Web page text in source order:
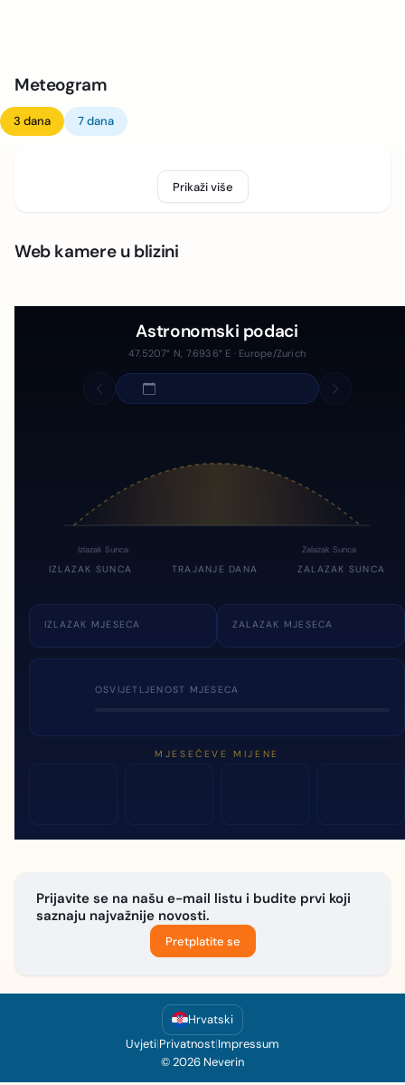
Meteogram
3 dana 7 dana
Prikaži više
Web kamere u blizini
Astronomski podaci
47.5207° N, 7.6936° E · Europe/Zurich
Izlazak Sunca Zalazak Sunca
IZLAZAK SUNCA TRAJANJE DANA ZALAZAK SUNCA
IZLAZAK MJESECA ZALAZAK MJESECA
OSVIJETLJENOST MJESECA
MJESEČEVE MIJENE
Prijavite se na našu e-mail listu i budite prvi koji
saznaju najvažnije novosti.
Pretplatite se
Hrvatski
Uvjeti|Privatnost|Impressum
© 2026 Neverin